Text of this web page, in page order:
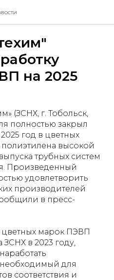
на 2025
(ЗСНХ, г. Тобольск,
полностью закрыл
год в цветных
высокой
трубных систем
Произведенный
удовлетворить
производителей
в пресс-
марок ПЭВП
ЗСНХ в 2023 году,
для
соответствия и